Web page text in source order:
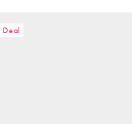
Deal